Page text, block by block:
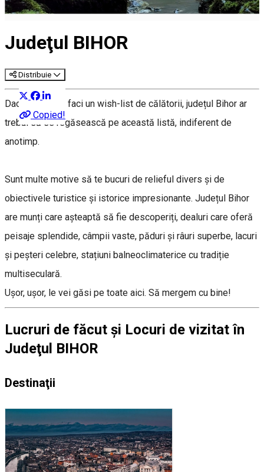
Judeţul BIHOR
Distribuie
Copied!
Dacă vrei să-ți faci un wish-list de călătorii, județul Bihor ar
trebui să se regăsească pe această listă, indiferent de
anotimp.
Sunt multe motive să te bucuri de relieful divers și de
obiectivele turistice și istorice impresionante. Județul Bihor
are munți care așteaptă să fie descoperiți, dealuri care oferă
peisaje splendide, câmpii vaste, păduri și râuri superbe, lacuri
și peșteri celebre, stațiuni balneoclimaterice cu tradiție
multiseculară.
Ușor, ușor, le vei găsi pe toate aici. Să mergem cu bine!
Lucruri de făcut și Locuri de vizitat în
Judeţul BIHOR
Destinaţii